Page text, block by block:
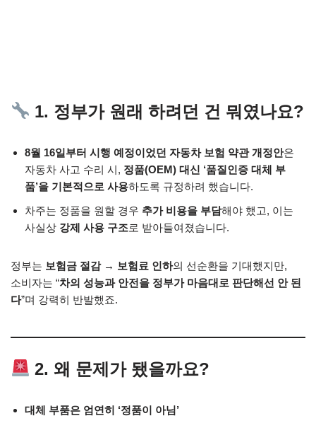
1. 정부가 원래 하려던 건 뭐였나요?
8월 16일부터 시행 예정이었던 자동차 보험 약관 개정안은
자동차 사고 수리 시, 정품(OEM) 대신 ‘품질인증 대체 부
품’을 기본적으로 사용하도록 규정하려 했습니다.
차주는 정품을 원할 경우 추가 비용을 부담해야 했고, 이는
사실상 강제 사용 구조로 받아들여졌습니다.
정부는 보험금 절감 → 보험료 인하의 선순환을 기대했지만,
소비자는 “차의 성능과 안전을 정부가 마음대로 판단해선 안 된
다”며 강력히 반발했죠.
2. 왜 문제가 됐을까요?
대체 부품은 엄연히 ‘정품이 아님’